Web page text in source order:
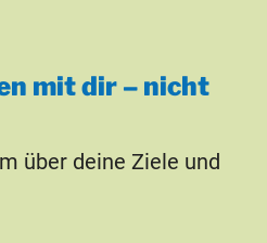
mit dir – nicht
über deine Ziele und